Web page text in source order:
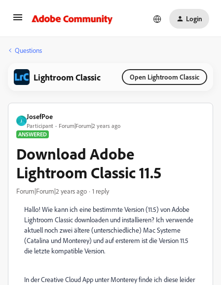
Login
Questions
Lightroom Classic Open Lightroom Classic
J
JosefPoe
Participant
Forum|Forum|2 years ago
ANSWERED
Download Adobe
Lightroom Classic 11.5
Forum|Forum|2 years ago 1 reply
Hallo! Wie kann ich eine bestimmte Version (11.5) von Adobe
Lightroom Classic downloaden und installieren? Ich verwende
aktuell noch zwei ältere (unterschiedliche) Mac Systeme
(Catalina und Monterey) und auf ersterem ist die Version 11.5
die letzte kompatible Version.
In der Creative Cloud App unter Monterey finde ich diese leider